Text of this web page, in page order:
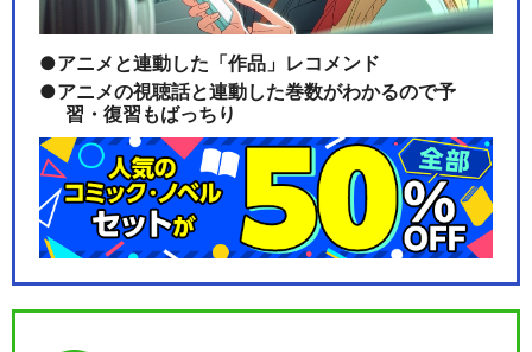
アニメと連動した「作品」レコメンド
アニメの視聴話と連動した巻数がわかるので予
習・復習もばっちり